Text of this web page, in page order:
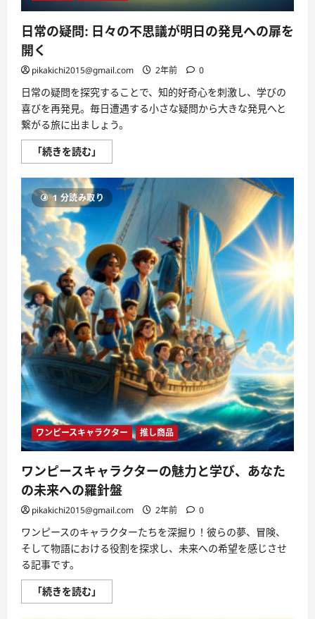
日常の疑問: 日々の不思議が明日の発見への扉を
開く
pikakichi2015@gmail.com 2年前 0
日常の疑問を探究することで、知的好奇心を刺激し、学びの
喜びを再発見。毎日遭遇する小さな疑問から大きな発見へと
繋がる旅に出ましょう。
「続きを読む」
常
疑
問:
日々
の
思
議
が
明
日
の
発
見
へ
の
扉
を
開
く
に
つ
さ
ら
に
読
む
1 分読み取り
ワンピースキャラクター 推し商品
ワンピースキャラクターの魅力と学び、あなた
の未来への羅針盤
pikakichi2015@gmail.com 2年前 0
ワンピースのキャラクターたちを深掘り！彼らの夢、冒険、
そして物語における役割を探求し、未来への希望を感じさせ
る記事です。
「続きを読む」
ン